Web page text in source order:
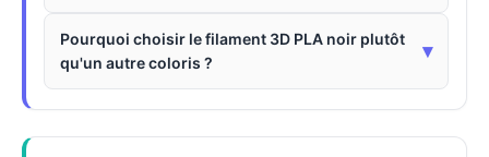
Pourquoi choisir le filament 3D PLA noir plutôt
qu'un autre coloris ?
▾